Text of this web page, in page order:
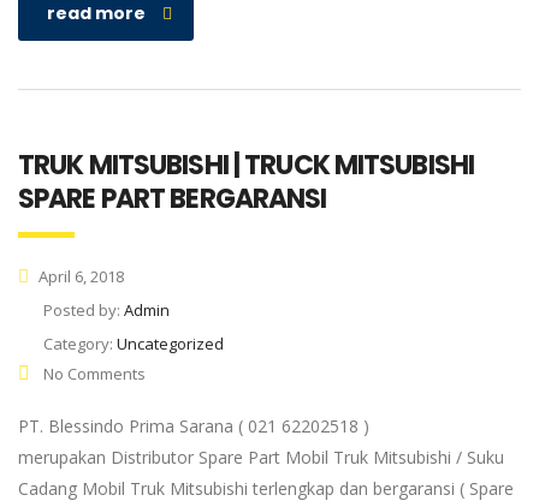
read more
TRUK MITSUBISHI | TRUCK MITSUBISHI
SPARE PART BERGARANSI
April 6, 2018
Posted by: Admin
Category: Uncategorized
No Comments
PT. Blessindo Prima Sarana ( 021 62202518 )
merupakan Distributor Spare Part Mobil Truk Mitsubishi / Suku
Cadang Mobil Truk Mitsubishi terlengkap dan bergaransi ( Spare